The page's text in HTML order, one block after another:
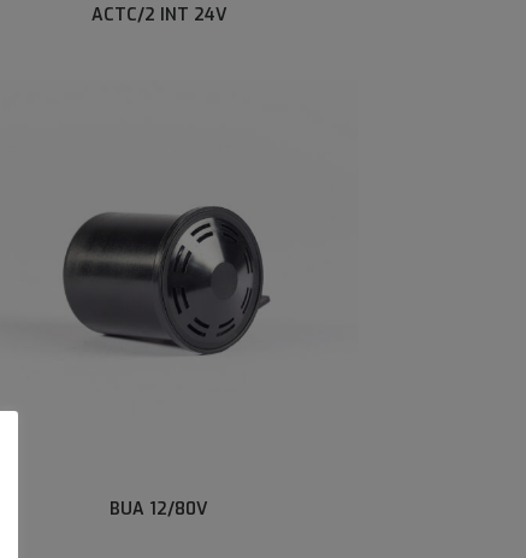
ACTC/2 INT 24V
BUA 12/80V